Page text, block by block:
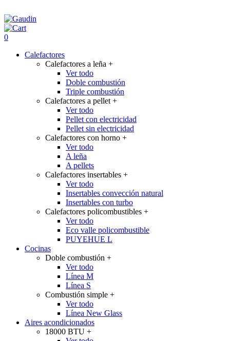
0
Calefactores
Calefactores a leña +
Ver todo
Doble combustión
Triple combustión
Calefactores a pellet +
Ver todo
Pellet con electricidad
Pellet sin electricidad
Calefactores con horno +
Ver todo
A leña
A pellets
Calefactores insertables +
Ver todo
Insertables convección natural
Insertables con turbo
Calefactores policombustibles +
Ver todo
Eco valle policombustible
PUYEHUE L
Cocinas
Doble combustión +
Ver todo
Línea M
Línea S
Combustión simple +
Ver todo
Línea New Glass
Aires acondicionados
18000 BTU +